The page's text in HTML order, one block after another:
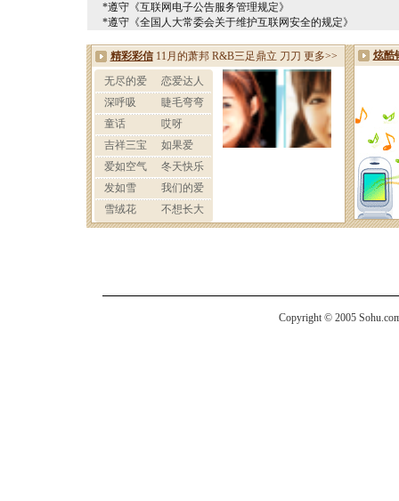
*遵守《互联网电子公告服务管理规定》
*遵守《全国人大常委会关于维护互联网安全的规定》
Copyright © 2005